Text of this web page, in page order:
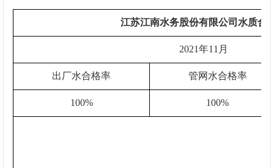
江苏江南水务股份有限公司水质合
2021年11 月
出厂水合格率 管网水合格率
100% 100%